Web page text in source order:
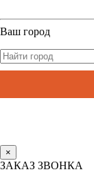
Ваш город
×
ЗАКАЗ ЗВОНКА